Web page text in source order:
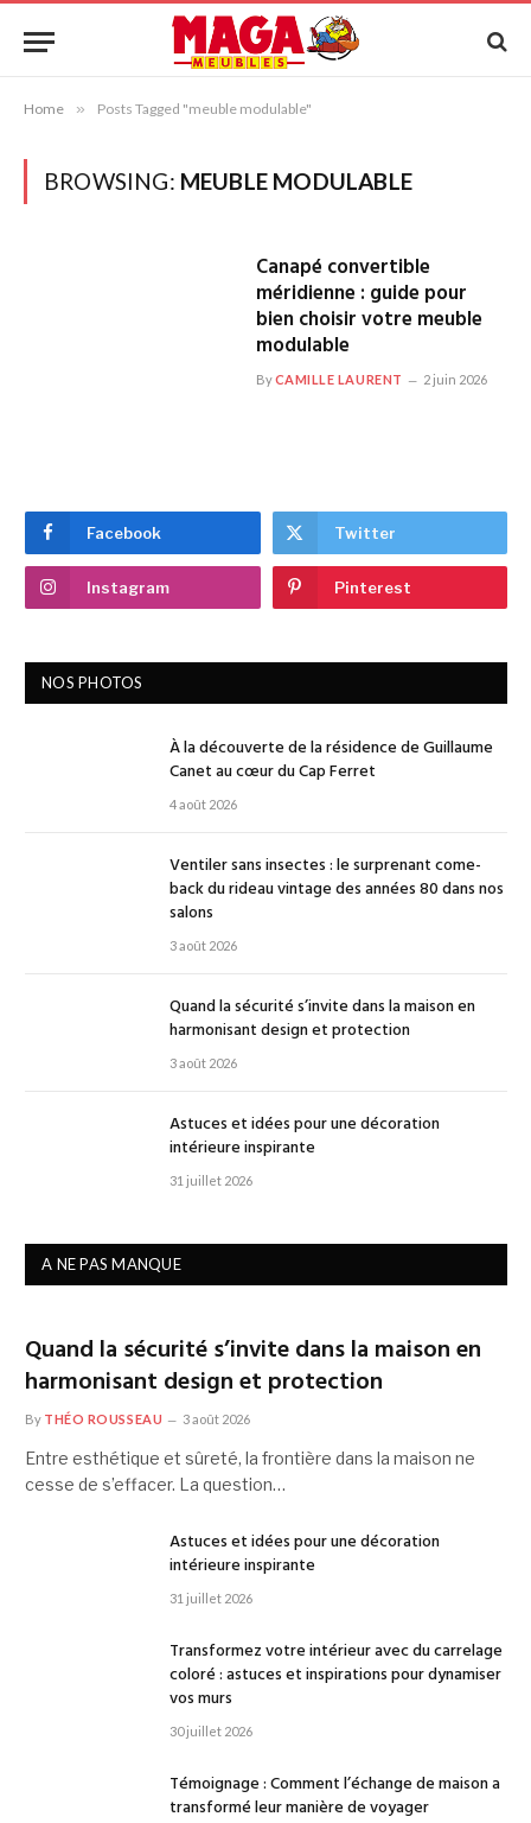
Home » Posts Tagged "meuble modulable"
BROWSING: MEUBLE MODULABLE
Canapé convertible
méridienne : guide pour
bien choisir votre meuble
modulable
ByCAMILLE LAURENT 2 juin 2026
Facebook Twitter
Instagram Pinterest
NOS PHOTOS
À la découverte de la résidence de Guillaume
Canet au cœur du Cap Ferret
4 août 2026
Ventiler sans insectes : le surprenant come-
back du rideau vintage des années 80 dans nos
salons
3 août 2026
Quand la sécurité s’invite dans la maison en
harmonisant design et protection
3 août 2026
Astuces et idées pour une décoration
intérieure inspirante
31 juillet 2026
A NE PAS MANQUE
Quand la sécurité s’invite dans la maison en
harmonisant design et protection
By THÉO ROUSSEAU 3 août 2026
Entre esthétique et sûreté, la frontière dans la maison ne
cesse de s’effacer. La question…
Astuces et idées pour une décoration
intérieure inspirante
31 juillet 2026
Transformez votre intérieur avec du carrelage
coloré : astuces et inspirations pour dynamiser
vos murs
30 juillet 2026
Témoignage : Comment l’échange de maison a
transformé leur manière de voyager